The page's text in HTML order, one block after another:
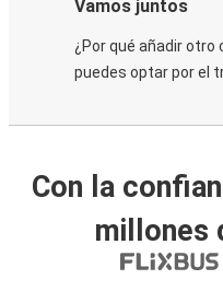
Vamos juntos
¿Por qué añadir
puedes optar por el
Con la
millones